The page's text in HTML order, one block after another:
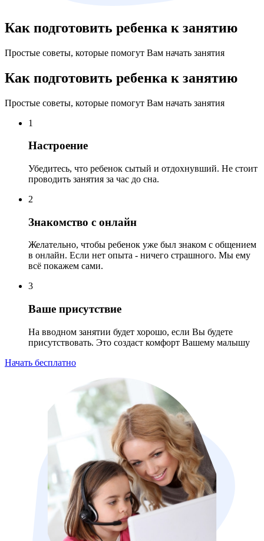
Как подготовить ребенка к занятию
Простые советы, которые помогут Вам начать занятия
Как подготовить ребенка к занятию
Простые советы, которые помогут Вам начать занятия
1
Настроение
Убедитесь, что ребенок сытый и отдохнувший. Не стоит
проводить занятия за час до сна.
2
Знакомство с онлайн
Желательно, чтобы ребенок уже был знаком с общением
в онлайн. Если нет опыта - ничего страшного. Мы ему
всё покажем сами.
3
Ваше присутствие
На вводном занятии будет хорошо, если Вы будете
присутствовать. Это создаст комфорт Вашему малышу
Начать бесплатно